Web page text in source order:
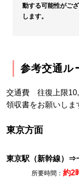
動する可能性がご
します。
参考交通ル
交通費 往復上限
領収書をお願いしま
東京方面
東京駅（新幹線）⇒
所要時間：約2